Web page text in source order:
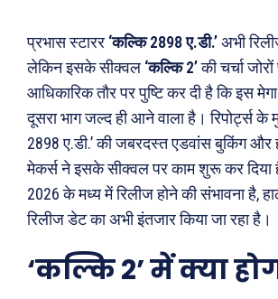
प्रभास स्टारर ‘कल्कि 2898 ए.डी.’अभी
लेकिन इसके सीक्वल ‘कल्कि 2’की चर्चा
आधिकारिक तौर पर पुष्टि कर दी है कि इस
दूसरा भाग जल्द ही आने वाला है। रिपोर्ट्स के
2898 ए.डी.’ की जबरदस्त एडवांस बुकिंग और
मेकर्स ने इसके सीक्वल पर काम शुरू कर
2026 के मध्य में रिलीज होने की संभावना है,
रिलीज डेट का अभी इंतजार किया जा रहा है।
‘कल्कि 2’ में क्या